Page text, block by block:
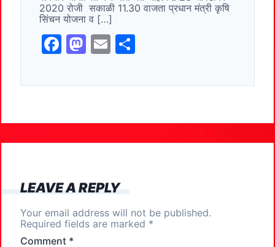
2020 रोजी सकाळी 11.30 वाजता प्रधान मंत्री कृषि
सिंचन योजना व […]
F
c
b
o
k
M
st
d
o
E
ai ar
o
k
n
LEAVE A REPLY
Your email address will not be published.
Required fields are marked *
Comment *